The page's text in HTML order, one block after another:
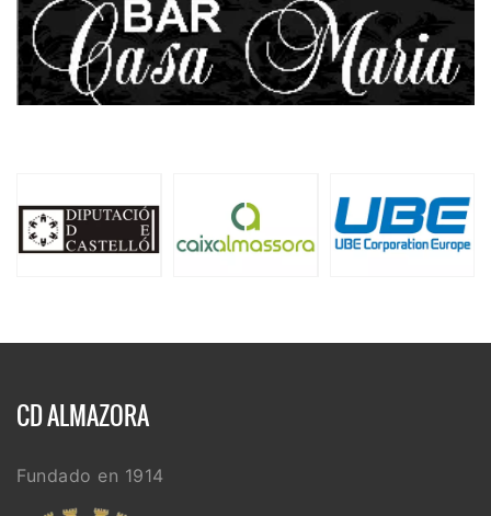
CD ALMAZORA
Fundado en 1914